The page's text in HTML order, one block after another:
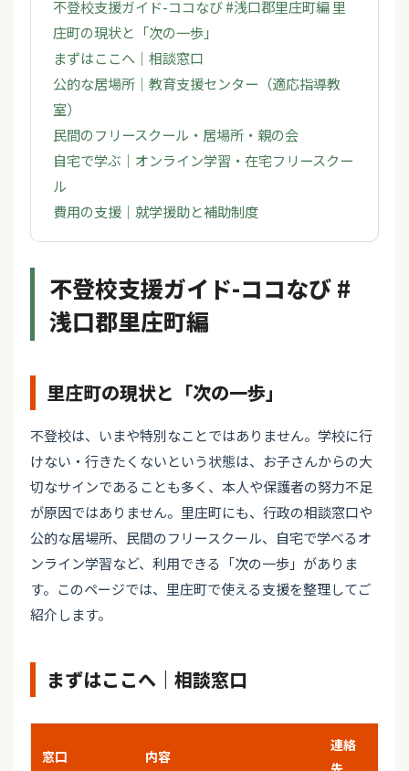
不登校支援ガイド-ココなび #浅口郡里庄町編 里
庄町の現状と「次の一歩」
まずはここへ｜相談窓口
公的な居場所｜教育支援センター（適応指導教
室）
民間のフリースクール・居場所・親の会
自宅で学ぶ｜オンライン学習・在宅フリースクー
ル
費用の支援｜就学援助と補助制度
不登校支援ガイド-ココなび #
浅口郡里庄町編
里庄町の現状と「次の一歩」
不登校は、いまや特別なことではありません。学校に行
けない・行きたくないという状態は、お子さんからの大
切なサインであることも多く、本人や保護者の努力不足
が原因ではありません。里庄町にも、行政の相談窓口や
公的な居場所、民間のフリースクール、自宅で学べるオ
ンライン学習など、利用できる「次の一歩」がありま
す。このページでは、里庄町で使える支援を整理してご
紹介します。
まずはここへ｜相談窓口
窓口 内容
連絡